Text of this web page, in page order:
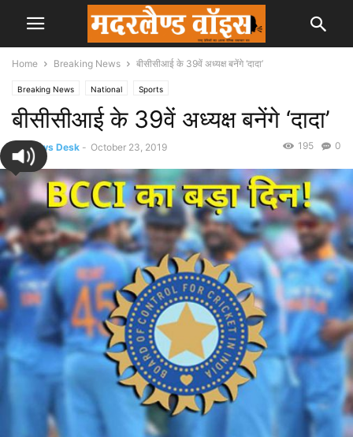
Home Breaking News बीसीसीआई के 39वें अध्यक्ष बनेंगे ‘दादा’
Breaking News National Sports
बीसीसीआई के 39वें अध्यक्ष बनेंगे ‘दादा’
By News Desk - October 23, 2019 0
195